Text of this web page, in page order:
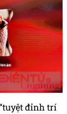
đỉnh trí